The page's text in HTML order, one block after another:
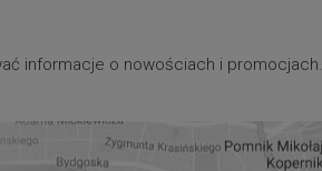
informacje o nowościach i promocjach.